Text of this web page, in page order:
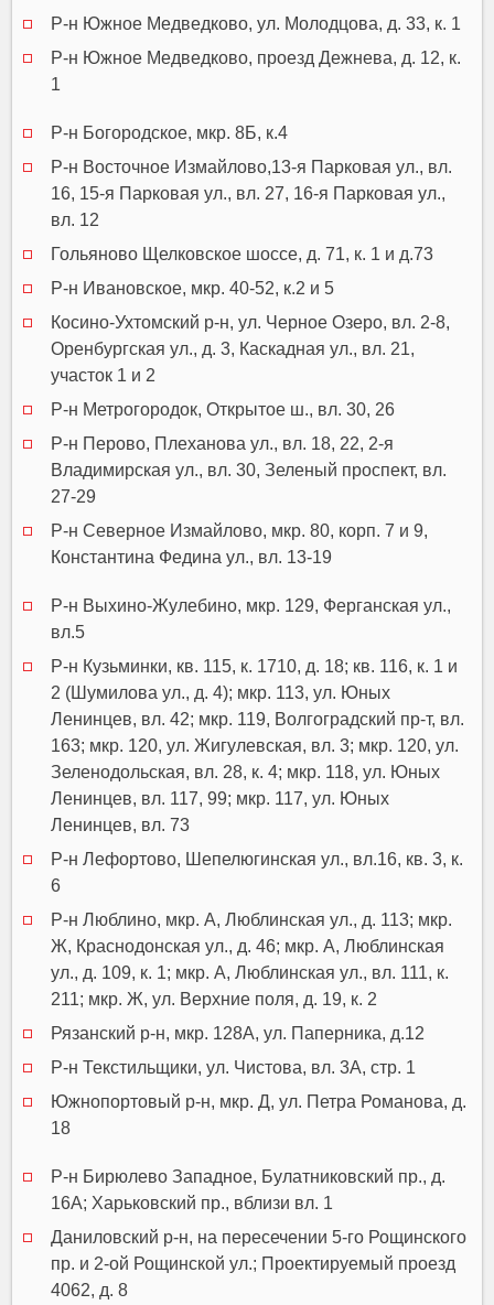
Р-н Южное Медведково, ул. Молодцова, д. 33, к. 1
Р-н Южное Медведково, проезд Дежнева, д. 12, к.
1
Р-н Богородское, мкр. 8Б, к.4
Р-н Восточное Измайлово,13-я Парковая ул., вл.
16, 15-я Парковая ул., вл. 27, 16-я Парковая ул.,
вл. 12
Гольяново Щелковское шоссе, д. 71, к. 1 и д.73
Р-н Ивановское, мкр. 40-52, к.2 и 5
Косино-Ухтомский р-н, ул. Черное Озеро, вл. 2-8,
Оренбургская ул., д. 3, Каскадная ул., вл. 21,
участок 1 и 2
Р-н Метрогородок, Открытое ш., вл. 30, 26
Р-н Перово, Плеханова ул., вл. 18, 22, 2-я
Владимирская ул., вл. 30, Зеленый проспект, вл.
27-29
Р-н Северное Измайлово, мкр. 80, корп. 7 и 9,
Константина Федина ул., вл. 13-19
Р-н Выхино-Жулебино, мкр. 129, Ферганская ул.,
вл.5
Р-н Кузьминки, кв. 115, к. 1710, д. 18; кв. 116, к. 1 и
2 (Шумилова ул., д. 4); мкр. 113, ул. Юных
Ленинцев, вл. 42; мкр. 119, Волгоградский пр-т, вл.
163; мкр. 120, ул. Жигулевская, вл. 3; мкр. 120, ул.
Зеленодольская, вл. 28, к. 4; мкр. 118, ул. Юных
Ленинцев, вл. 117, 99; мкр. 117, ул. Юных
Ленинцев, вл. 73
Р-н Лефортово, Шепелюгинская ул., вл.16, кв. 3, к.
6
Р-н Люблино, мкр. А, Люблинская ул., д. 113; мкр.
Ж, Краснодонская ул., д. 46; мкр. А, Люблинская
ул., д. 109, к. 1; мкр. А, Люблинская ул., вл. 111, к.
211; мкр. Ж, ул. Верхние поля, д. 19, к. 2
Рязанский р-н, мкр. 128А, ул. Паперника, д.12
Р-н Текстильщики, ул. Чистова, вл. 3А, стр. 1
Южнопортовый р-н, мкр. Д, ул. Петра Романова, д.
18
Р-н Бирюлево Западное, Булатниковский пр., д.
16А; Харьковский пр., вблизи вл. 1
Даниловский р-н, на пересечении 5-го Рощинского
пр. и 2-ой Рощинской ул.; Проектируемый проезд
4062, д. 8